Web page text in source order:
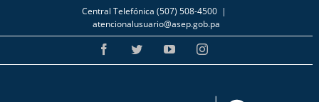
Skip
to
content
Central Telefónica (507) 508-4500 |
atencionalusuario@asep.gob.pa
FacebookTwitterYouTubeInstagram